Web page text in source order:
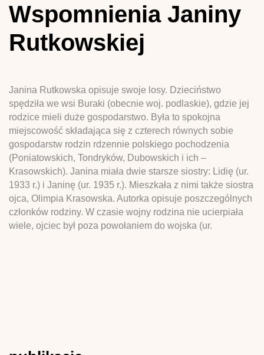
Wspomnienia Janiny
Rutkowskiej
Janina Rutkowska opisuje swoje losy. Dzieciństwo
spędziła we wsi Buraki (obecnie woj. podlaskie), gdzie jej
rodzice mieli duże gospodarstwo. Była to spokojna
miejscowość składająca się z czterech równych sobie
gospodarstw rodzin rdzennie polskiego pochodzenia
(Poniatowskich, Tondryków, Dubowskich i ich –
Krasowskich). Janina miała dwie starsze siostry: Lidię (ur.
1933 r.) i Janinę (ur. 1935 r.). Mieszkała z nimi także siostra
ojca, Olimpia Krasowska. Autorka opisuje poszczególnych
członków rodziny. W czasie wojny rodzina nie ucierpiała
wiele, ojciec był poza powołaniem do wojska (ur.